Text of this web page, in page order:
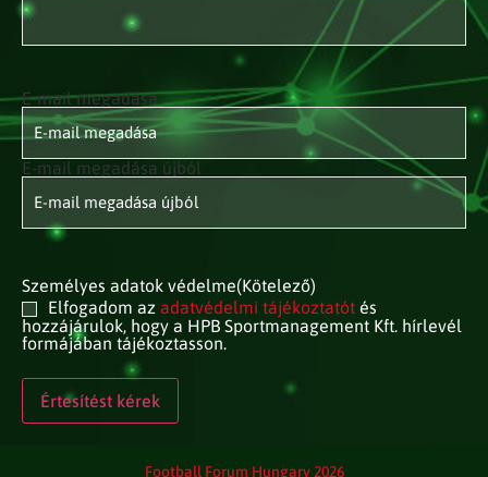
E-mail
címed(Kötelező)
E-mail megadása
E-mail megadása újból
Személyes adatok védelme(Kötelező)
Elfogadom az adatvédelmi tájékoztatót és
hozzájárulok, hogy a HPB Sportmanagement Kft. hírlevél
formájában tájékoztasson.
Football Forum Hungary 2026